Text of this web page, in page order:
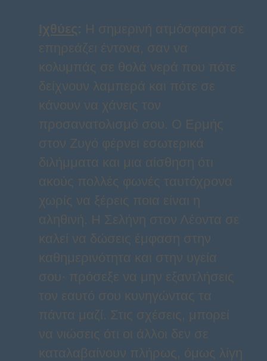
Ιχθύες: Η σημερινή ατμόσφαιρα σε
επηρεάζει έντονα, σαν να
κολυμπάς σε θολά νερά που πότε
δείχνουν λαμπερά και πότε σε
κάνουν να χάνεις τον
προσανατολισμό σου. Ο Ερμής
στον Ζυγό φέρνει εσωτερικά
διλήμματα και μια αίσθηση ότι
ακούς πολλές φωνές ταυτόχρονα
χωρίς να ξέρεις ποια είναι η
αληθινή. Η Σελήνη στον Λέοντα σε
καλεί να δώσεις έμφαση στην
καθημερινότητα και στην υγεία
σου· πρόσεξε να μην εξαντλήσεις
τον εαυτό σου κυνηγώντας τα
πάντα μαζί. Στις σχέσεις, μπορεί
να νιώσεις ότι οι άλλοι δεν σε
καταλαβαίνουν πλήρως, όμως λίγη